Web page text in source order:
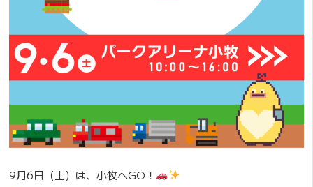
9月6日（土）は、小牧へGO！